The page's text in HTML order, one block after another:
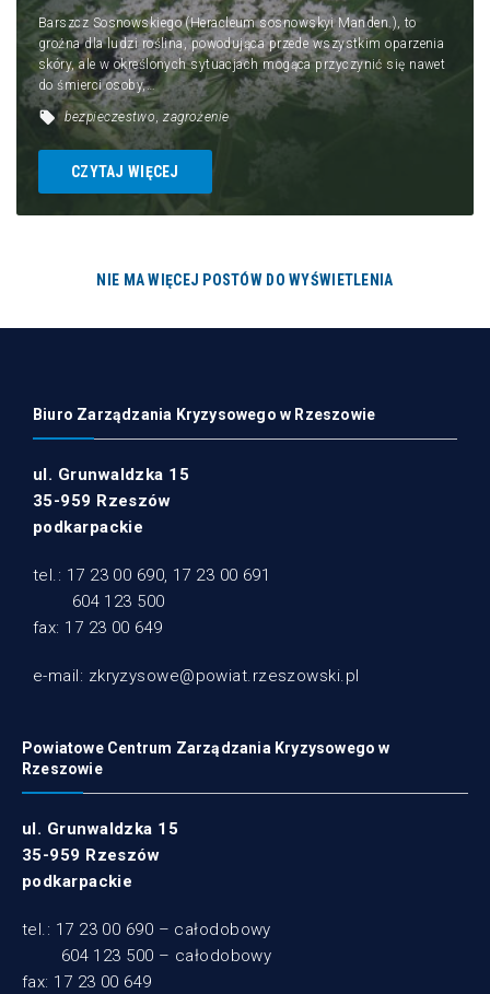
Barszcz Sosnowskiego (Heracleum sosnowskyi Manden.), to
groźna dla ludzi roślina, powodująca przede wszystkim oparzenia
skóry, ale w określonych sytuacjach mogąca przyczynić się nawet
do śmierci osoby,…
bezpieczestwo,zagrożenie
CZYTAJ WIĘCEJ
NIE MA WIĘCEJ POSTÓW DO WYŚWIETLENIA
Biuro Zarządzania Kryzysowego w Rzeszowie
ul. Grunwaldzka 15
35-959 Rzeszów
podkarpackie
tel.: 17 23 00 690, 17 23 00 691
604 123 500
fax: 17 23 00 649
e-mail: zkryzysowe@powiat.rzeszowski.pl
Powiatowe Centrum Zarządzania Kryzysowego w
Rzeszowie
ul. Grunwaldzka 15
35-959 Rzeszów
podkarpackie
tel.: 17 23 00 690 – całodobowy
604 123 500 – całodobowy
fax: 17 23 00 649